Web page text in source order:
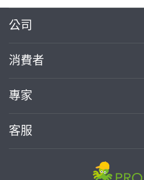
公司
消費者
專家
客服